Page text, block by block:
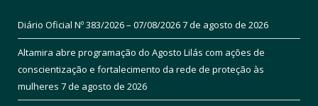
Diário Oficial Nº 383/2026 – 07/08/20267 de agosto de 2026
Altamira abre programação do Agosto Lilás com ações de
conscientização e fortalecimento da rede de proteção às
mulheres 7 de agosto de 2026